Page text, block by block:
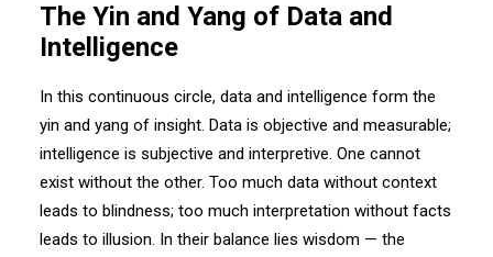
The Yin and Yang of Data and
Intelligence
In this continuous circle, data and intelligence form the
yin and yang of insight. Data is objective and measurable;
intelligence is subjective and interpretive. One cannot
exist without the other. Too much data without context
leads to blindness; too much interpretation without facts
leads to illusion. In their balance lies wisdom — the